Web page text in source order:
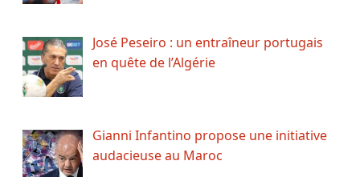
José Peseiro : un entraîneur portugais
en quête de l’Algérie
Gianni Infantino propose une initiative
audacieuse au Maroc